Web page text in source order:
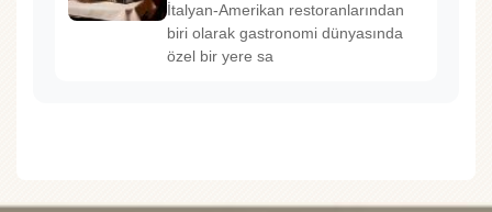
İtalyan-Amerikan restoranlarından
biri olarak gastronomi dünyasında
özel bir yere sa